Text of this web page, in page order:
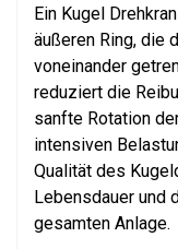
Ein Kugel
äußeren Ring, die
voneinander
reduziert die
sanfte Rotation
intensiven
Qualität des
Lebensdauer und
gesamten Anlage.